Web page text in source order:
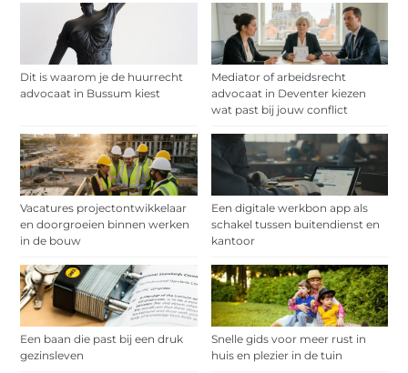
Dit is waarom je de huurrecht
advocaat in Bussum kiest
Mediator of arbeidsrecht
advocaat in Deventer kiezen
wat past bij jouw conflict
Vacatures projectontwikkelaar
en doorgroeien binnen werken
in de bouw
Een digitale werkbon app als
schakel tussen buitendienst en
kantoor
Een baan die past bij een druk
gezinsleven
Snelle gids voor meer rust in
huis en plezier in de tuin